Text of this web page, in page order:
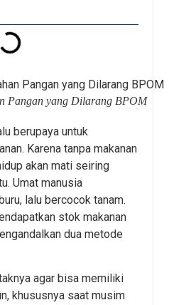
Pangan yang Dilarang BPOM
berupaya untuk
Karena tanpa makanan
akan mati seiring
Umat manusia
lalu bercocok tanam.
stok makanan
dua metode
agar bisa memiliki
khususnya saat musim